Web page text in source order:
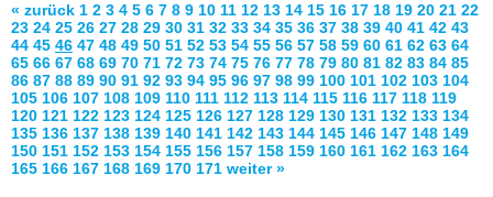
« zurück 1 2 3 4 5 6 7 8 9 10 11 12 13 14 15 16 17 18 19 20 21 22
23 24 25 26 27 28 29 30 31 32 33 34 35 36 37 38 39 40 41 42 43
44 45 46 47 48 49 50 51 52 53 54 55 56 57 58 59 60 61 62 63 64
65 66 67 68 69 70 71 72 73 74 75 76 77 78 79 80 81 82 83 84 85
86 87 88 89 90 91 92 93 94 95 96 97 98 99 100 101 102 103 104
105 106 107 108 109 110 111 112 113 114 115 116 117 118 119
120 121 122 123 124 125 126 127 128 129 130 131 132 133 134
135 136 137 138 139 140 141 142 143 144 145 146 147 148 149
150 151 152 153 154 155 156 157 158 159 160 161 162 163 164
165 166 167 168 169 170 171 weiter »